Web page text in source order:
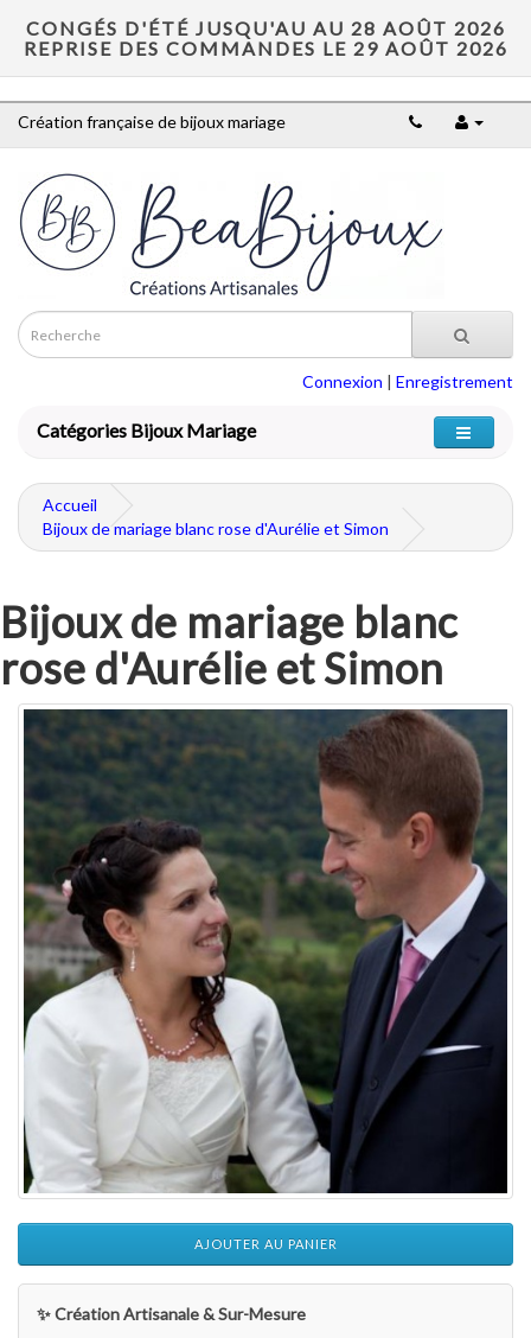
CONGÉS D'ÉTÉ JUSQU'AU AU 28 AOÛT 2026
REPRISE DES COMMANDES LE 29 AOÛT 2026
Création française de bijoux mariage
Connexion | Enregistrement
Catégories Bijoux Mariage
Accueil
Bijoux de mariage blanc rose d'Aurélie et Simon
Bijoux de mariage blanc
rose d'Aurélie et Simon
AJOUTER AU PANIER
✨ Création Artisanale & Sur-Mesure